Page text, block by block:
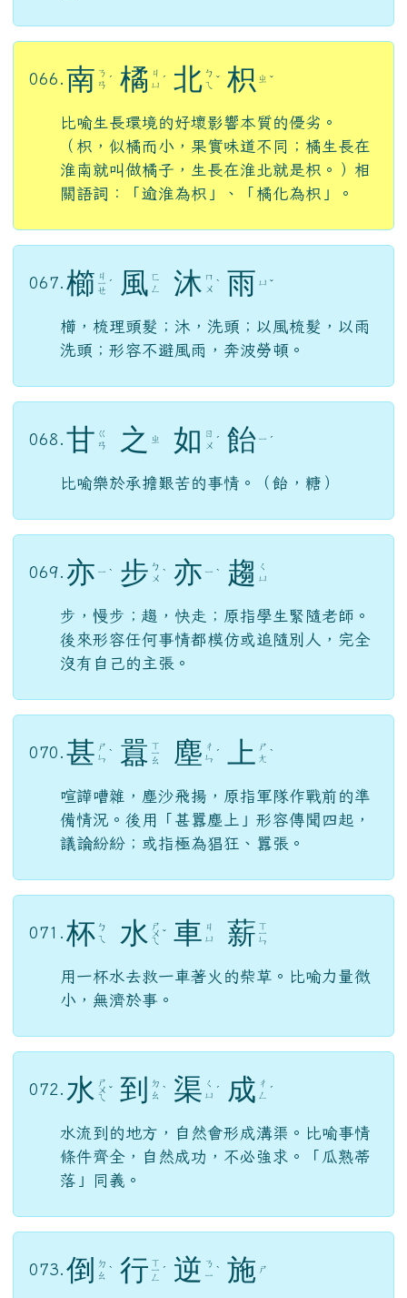
066. 南 ㄋ
ㄢ ˊ 橘 ㄐ
ㄩ ˊ 北 ㄅ
ㄟ ˇ 枳 ㄓ ˇ
比喻生長環境的好壞影響本質的優劣。
（枳，似橘而小，果實味道不同；橘生長在
淮南就叫做橘子，生長在淮北就是枳。）相
關語詞：「逾淮為枳」、「橘化為枳」。
067. 櫛 ㄐ
ㄧ
ㄝ
ˊ 風 ㄈ
ㄥ
沐 ㄇ
ㄨ ˋ 雨 ㄩ ˇ
櫛，梳理頭髮；沐，洗頭；以風梳髮，以雨
洗頭；形容不避風雨，奔波勞頓。
068. 甘 ㄍ
ㄢ
之 ㄓ 如 ㄖ
ㄨ ˊ 飴 ㄧ ˊ
比喻樂於承擔艱苦的事情。（飴，糖）
069. 亦 ㄧ ˋ 步 ㄅ
ㄨ ˋ 亦 ㄧ ˋ 趨
ㄑ
ㄩ
步，慢步；趨，快走；原指學生緊隨老師。
後來形容任何事情都模仿或追隨別人，完全
沒有自己的主張。
070. 甚 ㄕ
ㄣ ˋ 囂 ㄒ
ㄧ
ㄠ 塵 ㄔ
ㄣ ˊ 上
ㄕ
ㄤ ˋ
喧譁嘈雜，塵沙飛揚，原指軍隊作戰前的準
備情況。後用「甚囂塵上」形容傳聞四起，
議論紛紛；或指極為猖狂、囂張。
071. 杯 ㄅ
ㄟ
水 ㄕ
ㄨ
ㄟ
ˇ 車 ㄐ
ㄩ
薪 ㄒ
ㄧ
ㄣ
用一杯水去救一車著火的柴草。比喻力量微
小，無濟於事。
072. 水 ㄕ
ㄨ
ㄟ
ˇ 到
ㄉ
ㄠ ˋ 渠 ㄑ
ㄩ ˊ 成 ㄔ
ㄥ
ˊ
水流到的地方，自然會形成溝渠。比喻事情
條件齊全，自然成功，不必強求。「瓜熟蒂
落」同義。
073. 倒
ㄉ
ㄠ ˋ 行 ㄒ
ㄧ
ㄥ
ˊ 逆 ㄋ
ㄧ ˋ 施 ㄕ